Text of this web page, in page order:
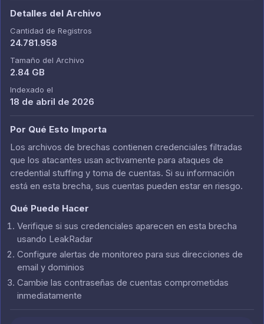
Detalles del Archivo
Cantidad de Registros
24.781.958
Tamaño del Archivo
2.84 GB
Indexado el
18 de abril de 2026
Por Qué Esto Importa
Los archivos de brechas contienen credenciales filtradas
que los atacantes usan activamente para ataques de
credential stuffing y toma de cuentas. Si su información
está en esta brecha, sus cuentas pueden estar en riesgo.
Qué Puede Hacer
Verifique si sus credenciales aparecen en esta brecha
usando LeakRadar
Configure alertas de monitoreo para sus direcciones de
email y dominios
Cambie las contraseñas de cuentas comprometidas
inmediatamente